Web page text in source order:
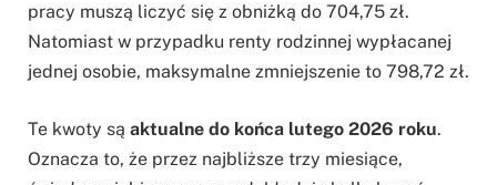
pracy muszą liczyć się z obniżką do 704,75 zł.
Natomiast w przypadku renty rodzinnej wypłacanej
jednej osobie, maksymalne zmniejszenie to 798,72 zł.
Te kwoty są aktualne do końca lutego 2026 roku.
Oznacza to, że przez najbliższe trzy miesiące,